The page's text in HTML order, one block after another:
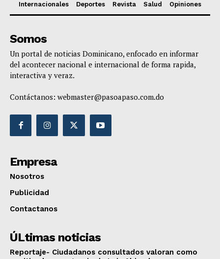
Internacionales
Deportes Revista Salud Opiniones
Somos
Un portal de noticias Dominicano, enfocado en informar
del acontecer nacional e internacional de forma rapida,
interactiva y veraz.
Contáctanos: webmaster@pasoapaso.com.do
Empresa
Nosotros
Publicidad
Contactanos
ÚLtimas noticias
Reportaje- Ciudadanos consultados valoran como